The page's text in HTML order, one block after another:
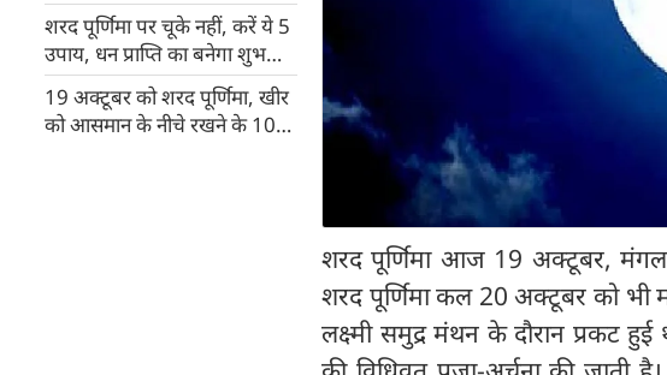
शरद पूर्णिमा पर चूके नहीं, करें ये 5
उपाय, धन प्राप्ति का बनेगा शुभ
संयोग
19 अक्टूबर को शरद पूर्णिमा, खीर
को आसमान के नीचे रखने के 10
शरद पूर्णिमा आज 19 अक्टूबर,
शरद पूर्णिमा कल 20 अक्टूबर को भी
लक्ष्मी समुद्र मंथन के दौरान प्रकट